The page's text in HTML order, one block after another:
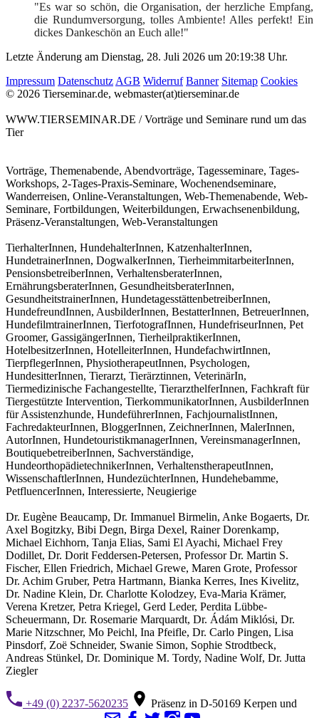
"Es war so schön, die Organisation, der herzliche Empfang,
die Rundumversorgung, tolles Ambiente! Alles perfekt! Ein
dickes Dankeschön an Euch alle!"
Letzte Änderung am Dienstag, 28. Juli 2026 um 20:19:38 Uhr.
Impressum DatenschutzAGB Widerruf Banner Sitemap Cookies
© 2026 Tierseminar.de, webmaster(at)tierseminar.de
WWW.TIERSEMINAR.DE / Vorträge und Seminare rund um das
Tier
Vorträge, Themenabende, Abendvorträge, Tagesseminare, Tages-
Workshops, 2-Tages-Praxis-Seminare, Wochenendseminare,
Wanderreisen, Online-Veranstaltungen, Web-Themenabende, Web-
Seminare, Fortbildungen, Weiterbildungen, Erwachsenenbildung,
Präsenz-Veranstaltungen, Web-Veranstaltungen
TierhalterInnen, HundehalterInnen, KatzenhalterInnen,
HundetrainerInnen, DogwalkerInnen, TierheimmitarbeiterInnen,
PensionsbetreiberInnen, VerhaltensberaterInnen,
ErnährungsberaterInnen, GesundheitsberaterInnen,
GesundheitstrainerInnen, HundetagesstättenbetreiberInnen,
HundefreundInnen, AusbilderInnen, BestatterInnen, BetreuerInnen,
HundefilmtrainerInnen, TierfotografInnen, HundefriseurInnen, Pet
Groomer, GassigängerInnen, TierheilpraktikerInnen,
HotelbesitzerInnen, HotelleiterInnen, HundefachwirtInnen,
TierpflegerInnen, PhysiotherapeutInnen, Psychologen,
HundesitterInnen, Tierarzt, Tierärztinnen, VeterinärIn,
Tiermedizinische Fachangestellte, TierarzthelferInnen, Fachkraft für
Tiergestützte Intervention, TierkommunikatorInnen, AusbilderInnen
für Assistenzhunde, HundeführerInnen, FachjournalistInnen,
FachredakteurInnen, BloggerInnen, ZeichnerInnen, MalerInnen,
AutorInnen, HundetouristikmanagerInnen, VereinsmanagerInnen,
BoutiquebetreiberInnen, Sachverständige,
HundeorthopädietechnikerInnen, VerhaltenstherapeutInnen,
WissenschaftlerInnen, HundezüchterInnen, Hundehebamme,
PetfluencerInnen, Interessierte, Neugierige
Dr. Eugène Beaucamp, Dr. Immanuel Birmelin, Anke Bogaerts, Dr.
Axel Bogitzky, Bibi Degn, Birga Dexel, Rainer Dorenkamp,
Michael Eichhorn, Tanja Elias, Sami El Ayachi, Michael Frey
Dodillet, Dr. Dorit Feddersen-Petersen, Professor Dr. Martin S.
Fischer, Ellen Friedrich, Michael Grewe, Maren Grote, Professor
Dr. Achim Gruber, Petra Hartmann, Bianka Kerres, Ines Kivelitz,
Dr. Nadine Klein, Dr. Charlotte Kolodzey, Eva-Maria Krämer,
Verena Kretzer, Petra Kriegel, Gerd Leder, Perdita Lübbe-
Scheuermann, Dr. Rosemarie Marquardt, Dr. Ádám Miklósi, Dr.
Marie Nitzschner, Mo Peichl, Ina Pfeifle, Dr. Carlo Pingen, Lisa
Pinsdorf, Zoë Schneider, Swanie Simon, Sophie Strodtbeck,
Andreas Stünkel, Dr. Dominique M. Tordy, Nadine Wolf, Dr. Jutta
Ziegler
+49 (0) 2237-5620235
Präsenz in D-50169 Kerpen und